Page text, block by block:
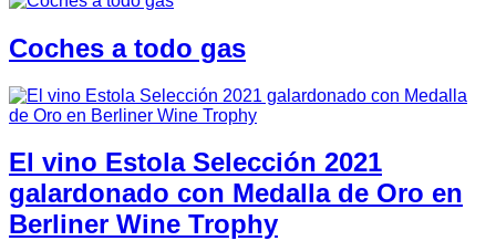
Coches a todo gas
El vino Estola Selección 2021
galardonado con Medalla de Oro en
Berliner Wine Trophy